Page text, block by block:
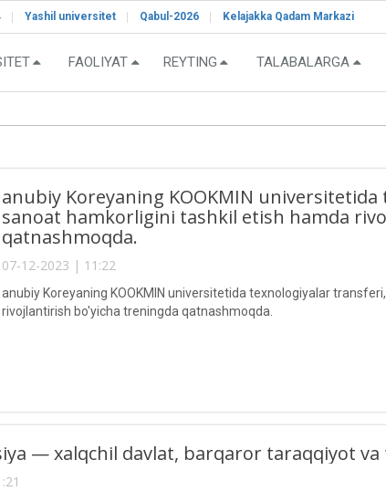
Yashil universitet Qabul-2026 Kelajakka Qadam Markazi
FAOLIYAT REYTING TALABALARGA
anubiy Koreyaning KOOKMIN
sanoat hamkorligini tashkil etish hamda
qatnashmoqda.
07-12-2023 | 11:22
anubiy Koreyaning KOOKMIN universitetida texnologiyalar
rivojlantirish bo'yicha treningda qatnashmoqda.
— xalqchil davlat, barqaror taraqqiyot va